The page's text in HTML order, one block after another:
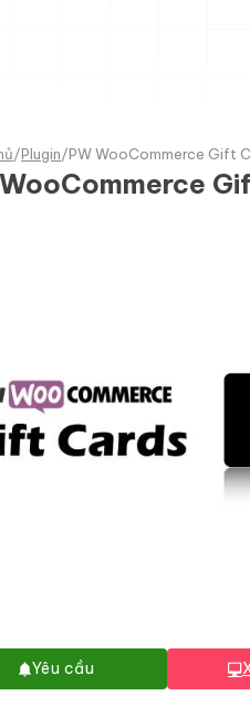
/Plugin/PW WooCommerce Gift
Yêu cầu